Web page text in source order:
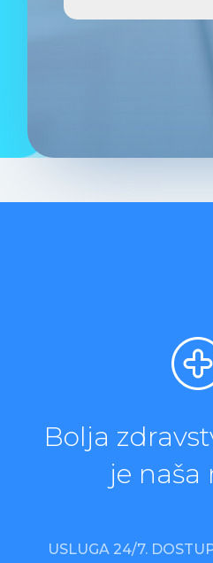
Bolja
je naša
USLUGA 24/7.